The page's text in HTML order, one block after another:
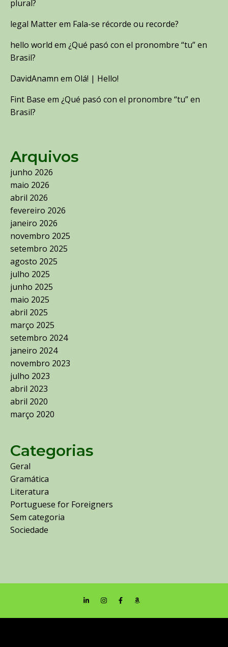
plural?
legal Matterem Fala-se récorde ou recorde?
hello world em ¿Qué pasó con el pronombre “tu” en
Brasil?
DavidAnamn em Olá! | Hello!
Fint Base em ¿Qué pasó con el pronombre “tu” en
Brasil?
Arquivos
junho 2026
maio 2026
abril 2026
fevereiro 2026
janeiro 2026
novembro 2025
setembro 2025
agosto 2025
julho 2025
junho 2025
maio 2025
abril 2025
março 2025
setembro 2024
janeiro 2024
novembro 2023
julho 2023
abril 2023
abril 2020
março 2020
Categorias
Geral
Gramática
Literatura
Portuguese for Foreigners
Sem categoria
Sociedade